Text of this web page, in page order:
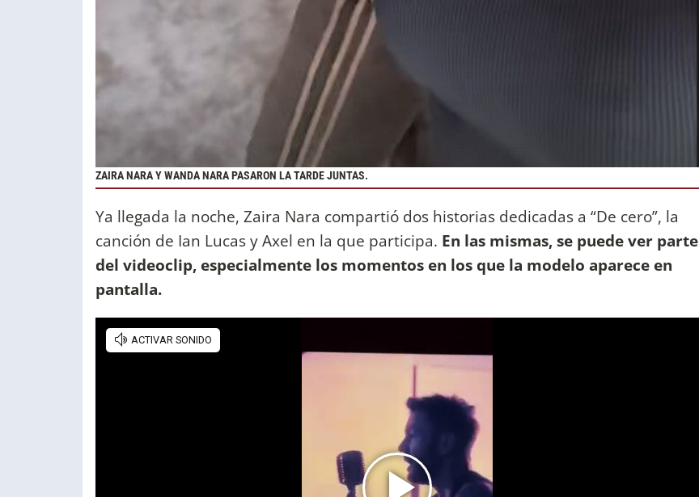
ZAIRA NARA Y WANDA NARA PASARON LA TARDE JUNTAS.
Ya llegada la noche, Zaira Nara compartió dos historias dedicadas a “De cero”, la
canción de Ian Lucas y Axel en la que participa. En las mismas, se puede ver parte
del videoclip, especialmente los momentos en los que la modelo aparece en
pantalla.